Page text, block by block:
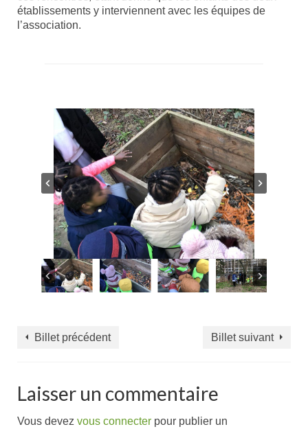
établissements y interviennent avec les équipes de
l’association.
Billet précédent Billet suivant
Laisser un commentaire
Vous devez vous connecter pour publier un